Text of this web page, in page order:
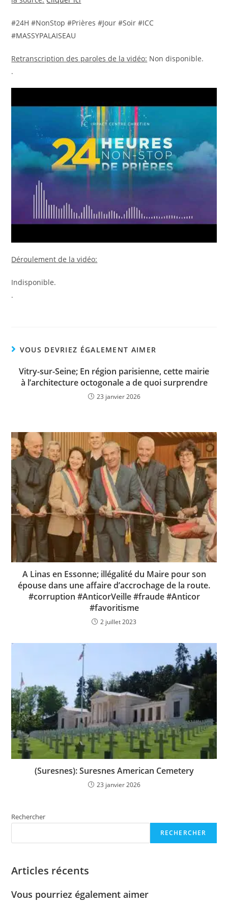
#24H #NonStop #Prières #Jour #Soir #ICC
#MASSYPALAISEAU
Retranscription des paroles de la vidéo: Non disponible.
.
Déroulement de la vidéo:
Indisponible.
.
VOUS DEVRIEZ ÉGALEMENT AIMER
Vitry-sur-Seine; En région parisienne, cette mairie
à l’architecture octogonale a de quoi surprendre
23 janvier 2026
A Linas en Essonne; illégalité du Maire pour son
épouse dans une affaire d’accrochage de la route.
#corruption #AnticorVeille #fraude #Anticor
#favoritisme
2 juillet 2023
(Suresnes): Suresnes American Cemetery
23 janvier 2026
Rechercher
RECHERCHER
Articles récents
Vous pourriez également aimer